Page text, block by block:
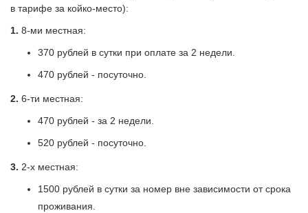
в тарифе за койко-место):
1. 8-ми местная:
370 рублей в сутки при оплате за 2 недели.
470 рублей - посуточно.
2. 6-ти местная:
470 рублей - за 2 недели.
520 рублей - посуточно.
3. 2-х местная:
1500 рублей в сутки за номер вне зависимости от срока
проживания.